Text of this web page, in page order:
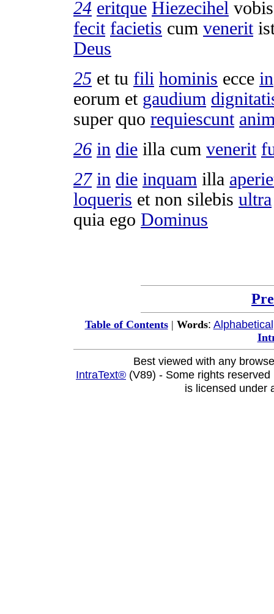
24 eritque Hiezecihel
fecit facietis cum venerit
Deus
25 et tu fili hominis ecce in
eorum et gaudium
super quo requiescunt
26 in die illa cum venerit
27 in die inquam illa
loqueris et non silebis ultra
quia ego Dominus
Table of Contents| Words: Alphabetical
Best viewed with any
IntraText® (V89) - Some rights
is licensed under